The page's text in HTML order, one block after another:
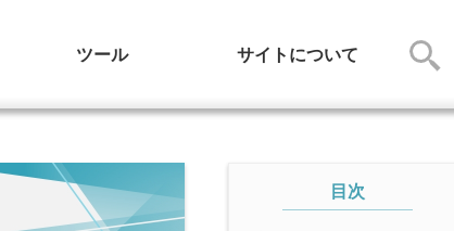
ツール サイトについて
目次